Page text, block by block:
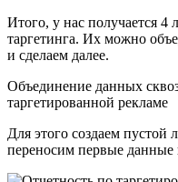
Итого, у нас получается
таргетинга. Их можно
и сделаем далее.
Объединение данных
таргетированной рекламе
Для этого создаем
переносим первые данные